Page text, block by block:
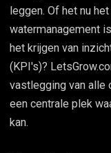
leggen. Of het nu
watermanagement
het krijgen van
(KPI's)?
vastlegging van alle
een centrale plek
kan.